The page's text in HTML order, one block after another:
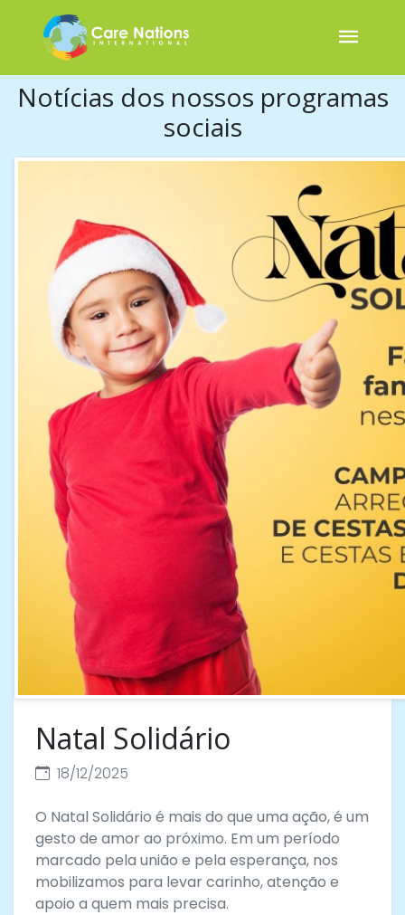
Notícias dos nossos programas
sociais
Natal Solidário
18/12/2025
O Natal Solidário é mais do que uma ação, é um
gesto de amor ao próximo. Em um período
marcado pela união e pela esperança, nos
mobilizamos para levar carinho, atenção e
apoio a quem mais precisa.